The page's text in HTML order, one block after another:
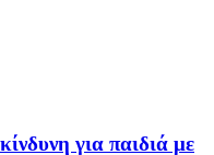
για παιδιά με